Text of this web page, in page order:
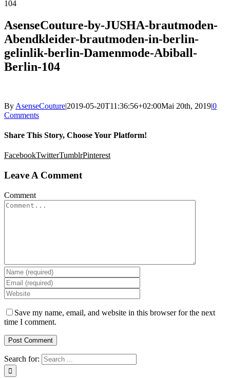
104
AsenseCouture-by-JUSHA-brautmoden-
Abendkleider-brautmoden-in-berlin-
gelinlik-berlin-Damenmode-Abiball-
Berlin-104
By AsenseCouture|2019-05-20T11:36:56+02:00Mai 20th, 2019|0
Comments
Share This Story, Choose Your Platform!
FacebookTwitterTumblrPinterest
Leave A Comment
Comment
Save my name, email, and website in this browser for the next
time I comment.
Search for: